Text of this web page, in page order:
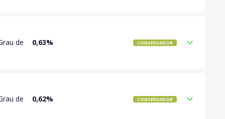
de 0,63% CONSERVADOR
de 0,62% CONSERVADOR